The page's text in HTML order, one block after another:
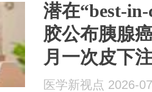
潜在“best-
胶公布胰腺
月一次皮下
试验正在招
医学新视点 2026-